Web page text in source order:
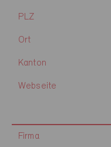
PLZ
Ort
Kanton
Webseite
Firma